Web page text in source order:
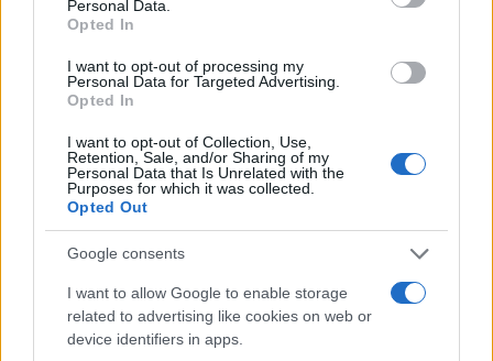
Personal Data.
Opted In
I want to opt-out of processing my
Personal Data for Targeted Advertising.
Opted In
I want to opt-out of Collection, Use,
Retention, Sale, and/or Sharing of my
Personal Data that Is Unrelated with the
Purposes for which it was collected.
Opted Out
Google consents
I want to allow Google to enable storage
related to advertising like cookies on web or
device identifiers in apps.
Verder lezen
CRYPTOVALUTA